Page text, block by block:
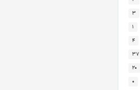
۳
۱
۴
۳۷
۲۰
۰